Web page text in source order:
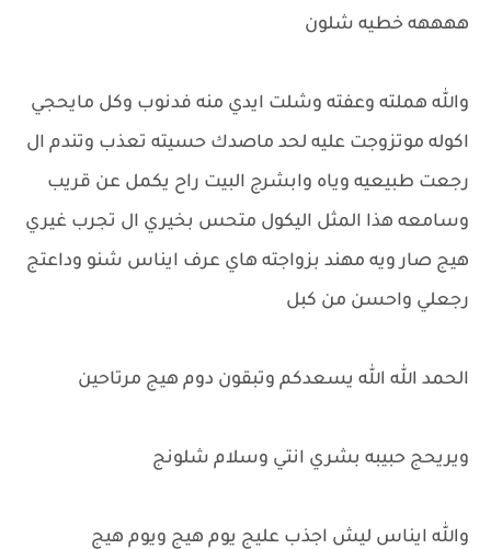
ههههه خطيه شلون
والله هملته وعفته وشلت ايدي منه فدنوب وكل مايحجي
اكوله موتزوجت عليه لحد ماصدك حسيته تعذب وتندم ال
رجعت طبيعيه وياه وابشرج البيت راح يكمل عن قريب
وسامعه هذا المثل اليكول متحس بخيري ال تجرب غيري
هيج صار ويه مهند بزواجته هاي عرف ايناس شنو وداعتج
رجعلي واحسن من كبل
الحمد الله الله يسعدكم وتبقون دوم هيج مرتاحين
ويريحج حبيبه بشري انتي وسلام شلونج
والله ايناس ليش اجذب عليج يوم هيج ويوم هيج